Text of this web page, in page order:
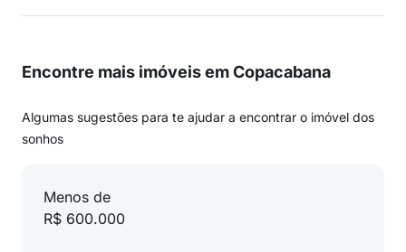
Encontre mais imóveis em Copacabana
Algumas sugestões para te ajudar a encontrar o imóvel dos
sonhos
Menos de
R$ 600.000